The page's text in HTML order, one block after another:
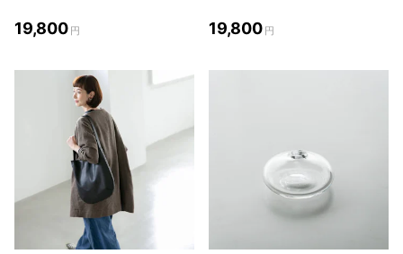
19,800 円 19,800 円